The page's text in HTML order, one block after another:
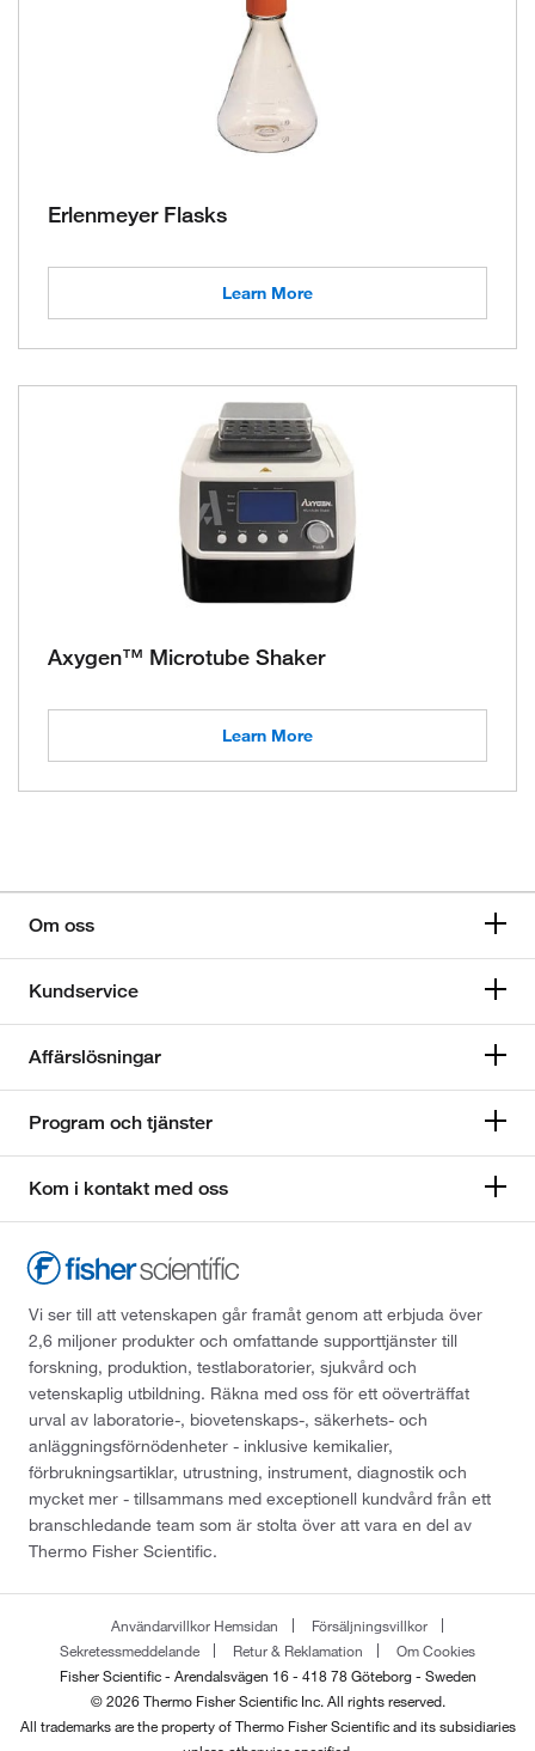
Erlenmeyer Flasks
Learn More
Axygen™ Microtube Shaker
Learn More
Om oss
Kundservice
Affärslösningar
Program och tjänster
Kom i kontakt med oss
Vi ser till att vetenskapen går framåt genom att erbjuda över
2,6 miljoner produkter och omfattande supporttjänster till
forskning, produktion, testlaboratorier, sjukvård och
vetenskaplig utbildning. Räkna med oss för ett oöverträffat
urval av laboratorie-, biovetenskaps-, säkerhets- och
anläggningsförnödenheter - inklusive kemikalier,
förbrukningsartiklar, utrustning, instrument, diagnostik och
mycket mer - tillsammans med exceptionell kundvård från ett
branschledande team som är stolta över att vara en del av
Thermo Fisher Scientific.
Användarvillkor Hemsidan
Försäljningsvillkor
Sekretessmeddelande
Retur & Reklamation
Om Cookies
Fisher Scientific - Arendalsvägen 16 - 418 78 Göteborg - Sweden
© 2026 Thermo Fisher Scientific Inc. All rights reserved.
All trademarks are the property of Thermo Fisher Scientific and its subsidiaries